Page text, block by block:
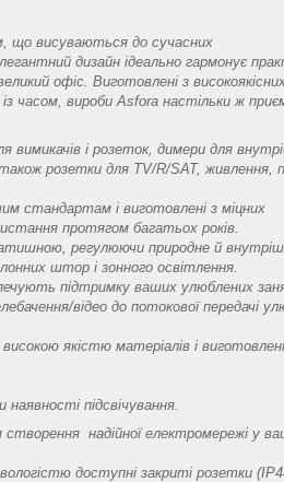
що висуваються до сучасних
дизайн ідеально гармонує
офіс. Виготовлені з
часом, вироби Asfora настільки ж
вимикачів і розеток, димери для
розетки для TV/R/SAT, живлення,
стандартам і виготовлені з міцних
протягом багатьох років.
регулюючи природне й
штор і зонного освітлення.
підтримку ваших улюблених
відео до потокової передачі
якістю матеріалів і
підсвічування.
створення надійної електромережі у
доступні закриті розетки